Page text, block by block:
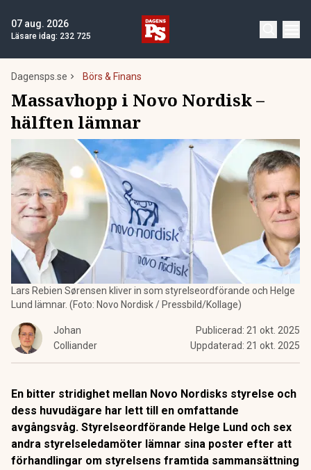
07 aug. 2026
Läsare idag: 232 725
Dagensps.se Börs & Finans
Massavhopp i Novo Nordisk –
hälften lämnar
Lars Rebien Sørensen kliver in som styrelseordförande och Helge
Lund lämnar. (Foto: Novo Nordisk / Pressbild/Kollage)
Johan
Colliander
Publicerad: 21 okt. 2025
Uppdaterad: 21 okt. 2025
En bitter stridighet mellan Novo Nordisks styrelse och
dess huvudägare har lett till en omfattande
avgångsvåg. Styrelseordförande Helge Lund och sex
andra styrelseledamöter lämnar sina poster efter att
förhandlingar om styrelsens framtida sammansättning